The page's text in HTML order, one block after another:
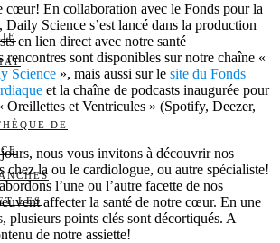
DE
LES
cœur! En collaboration avec le Fonds pour la
Science s’est lancé dans la production
en lien direct avec notre santé
rencontres sont disponibles sur notre chaîne «
Science », mais aussi sur le site du Fonds
et la chaîne de podcasts inaugurée pour
Oreillettes et Ventricules » (Spotify, Deezer,
nous vous invitons à découvrir nos
chez la ou le cardiologue, ou autre spécialiste!
l’une ou l’autre facette de nos
affecter la santé de notre cœur. En une
plusieurs points clés sont décortiqués. A
de notre assiette!